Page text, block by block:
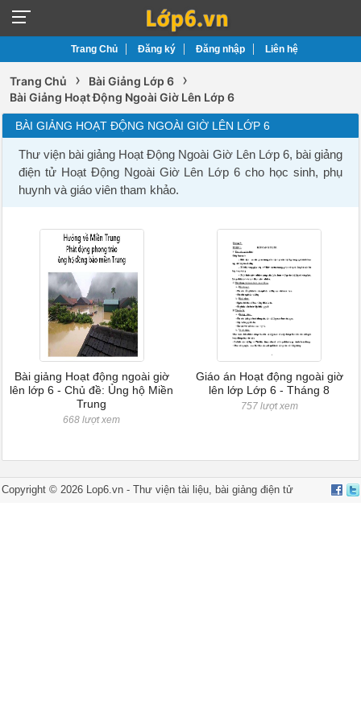
Trang Chủ Đăng ký Đăng nhập Liên hệ
Trang Chủ › Bài Giảng Lớp 6 ›
Bài Giảng Hoạt Động Ngoài Giờ Lên Lớp 6
BÀI GIẢNG HOẠT ĐỘNG NGOÀI GIỜ LÊN LỚP 6
Thư viện bài giảng Hoạt Động Ngoài Giờ Lên Lớp 6, bài giảng
điện tử Hoạt Động Ngoài Giờ Lên Lớp 6 cho học sinh, phụ
huynh và giáo viên tham khảo.
Bài giảng Hoạt động ngoài giờ
lên lớp 6 - Chủ đề: Ủng hộ Miền
Trung
668 lượt xem
Giáo án Hoạt động ngoài giờ
lên lớp Lớp 6 - Tháng 8
757 lượt xem
Copyright © 2026 Lop6.vn -Thư viện tài liệu, bài giảng điện tử